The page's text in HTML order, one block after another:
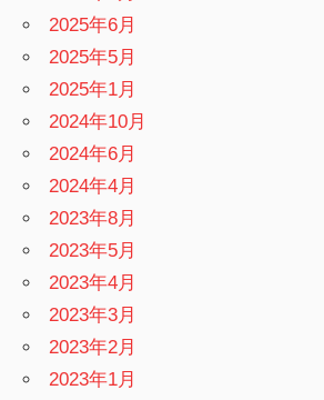
2025年6月
2025年5月
2025年1月
2024年10月
2024年6月
2024年4月
2023年8月
2023年5月
2023年4月
2023年3月
2023年2月
2023年1月